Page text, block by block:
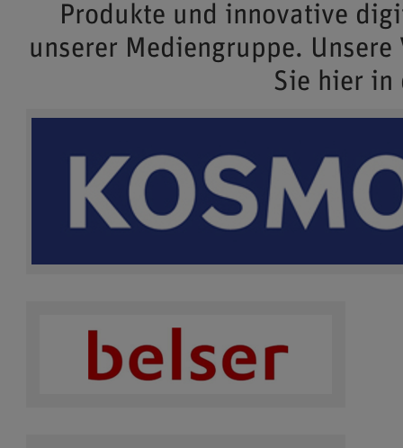
Produkte und innovative
unserer Mediengruppe.
Sie hier in